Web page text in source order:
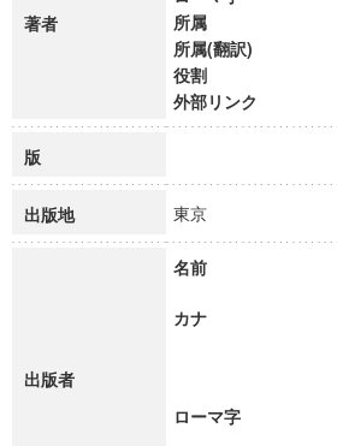
著者
所属
所属(翻訳)
役割
外部リンク
版
出版地 東京
出版者
名前
カナ
ローマ字